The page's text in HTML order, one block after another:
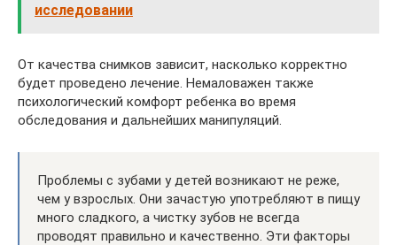
исследовании
От качества снимков зависит, насколько корректно
будет проведено лечение. Немаловажен также
психологический комфорт ребенка во время
обследования и дальнейших манипуляций.
Проблемы с зубами у детей возникают не реже,
чем у взрослых. Они зачастую употребляют в пищу
много сладкого, а чистку зубов не всегда
проводят правильно и качественно. Эти факторы